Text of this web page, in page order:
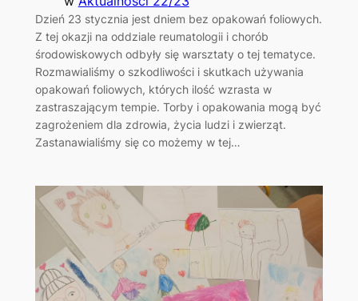
Dzień 23 stycznia jest dniem bez opakowań foliowych.
Z tej okazji na oddziale reumatologii i chorób
środowiskowych odbyły się warsztaty o tej tematyce.
Rozmawialiśmy o szkodliwości i skutkach używania
opakowań foliowych, których ilość wzrasta w
zastraszającym tempie. Torby i opakowania mogą być
zagrożeniem dla zdrowia, życia ludzi i zwierząt.
Zastanawialiśmy się co możemy w tej…